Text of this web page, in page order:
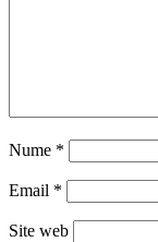
Nume *
Email *
Site web